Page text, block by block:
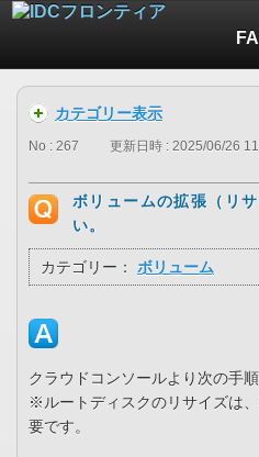
カテゴリー表示
No : 267 更新日時 : 2025/06/26
ボリュームの拡張（リ
い。
カテゴリー： ボリューム
クラウドコンソールより次の手順
※ルートディスクのリサイズは
要です。